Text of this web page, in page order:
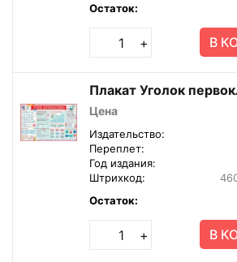
Остаток:
+ В
Плакат Уголок
Цена
Издательство:
Переплет:
Год издания:
Штрихкод:
Остаток:
+ В